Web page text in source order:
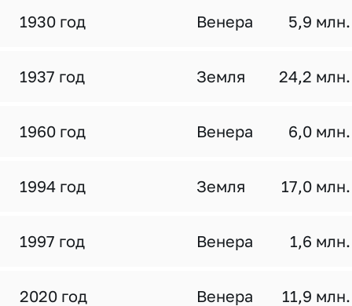
1930 год Венера 5,9
1937 год Земля 24,2
1960 год Венера 6,0
1994 год Земля 17,0
1997 год Венера 1,6
2020 год Венера 11,9